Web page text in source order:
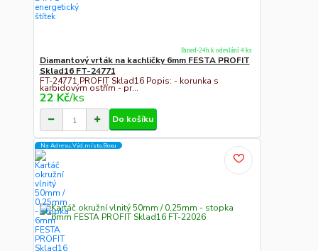
Diamantový vrták na kachličky 6mm FESTA PROFIT
Sklad16 FT-24771
FT-24771 PROFIT Sklad16 Popis: - korunka s
karbidovým ostřím - pr...
22 Kč/ks
Ihned-24h k odeslání 4 ks
Do košíku
Na Adresu,Výd.místo,Boxu